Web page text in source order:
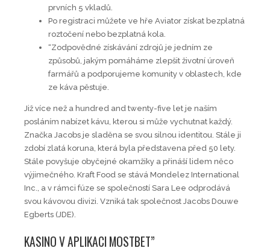
prvních 5 vkladů.
Po registraci můžete ve hře Aviator získat bezplatná
roztočení nebo bezplatná kola.
“Zodpovědné získávání zdrojů je jedním ze
způsobů, jakým pomáháme zlepšit životní úroveň
farmářů a podporujeme komunity v oblastech, kde
ze káva pěstuje.
Již více než a hundred and twenty-five let je naším
posláním nabízet kávu, kterou si může vychutnat každý.
Značka Jacobs je sladěna se svou silnou identitou. Stále ji
zdobí zlatá koruna, která byla představena před 50 lety.
Stále povyšuje obyčejné okamžiky a přináší lidem něco
výjimečného. Kraft Food se stává Mondelez International
Inc., a v rámci fúze se společností Sara Lee odprodává
svou kávovou divizi. Vzniká tak společnost Jacobs Douwe
Egberts (JDE).
KASINO V APLIKACI MOSTBET”